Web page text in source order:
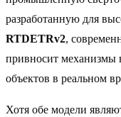
разработанную для
RTDETRv2,
привносит механизмы
объектов в реальном
Хотя обе модели